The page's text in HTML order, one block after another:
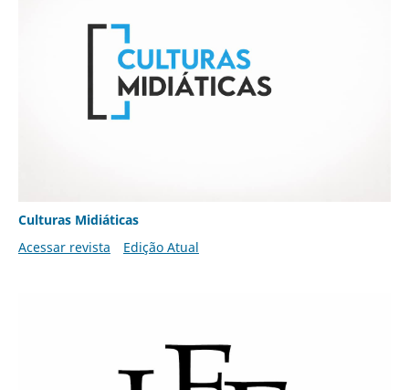
Culturas Midiáticas
Acessar revista
Edição Atual